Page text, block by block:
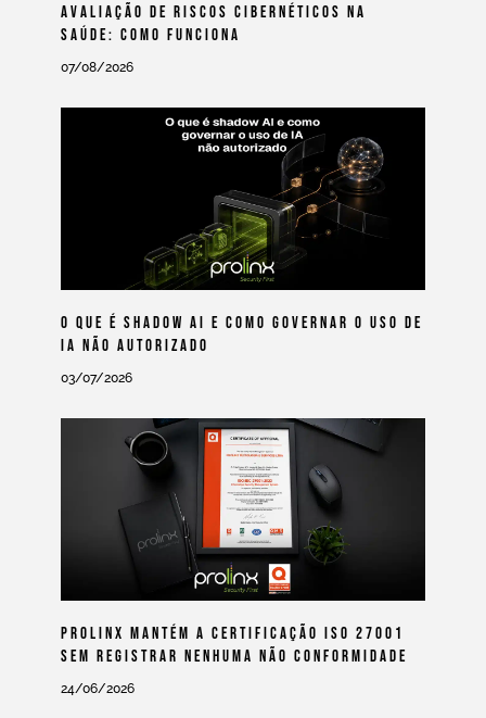
Avaliação De Riscos Cibernéticos Na
Saúde: Como Funciona
07/08/2026
O Que É Shadow AI E Como Governar O Uso De
IA Não Autorizado
03/07/2026
Prolinx Mantém A Certificação ISO 27001
Sem Registrar Nenhuma Não Conformidade
24/06/2026